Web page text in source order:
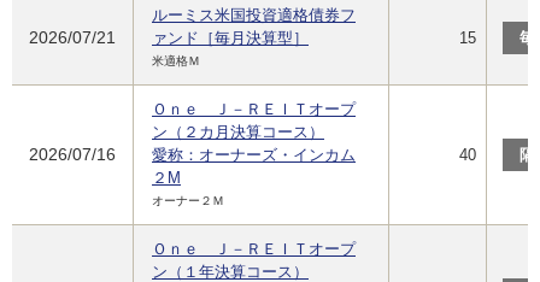
2026/07/21
ルーミス米国投資適格債券フ
ァンド［毎月決算型］
米適格Ｍ
15 毎
2026/07/16
Ｏｎｅ Ｊ－ＲＥＩＴオープ
ン（２カ月決算コース）
愛称：オーナーズ・インカム
２M
オーナー２Ｍ
40 隔
Ｏｎｅ Ｊ－ＲＥＩＴオープ
ン（１年決算コース）